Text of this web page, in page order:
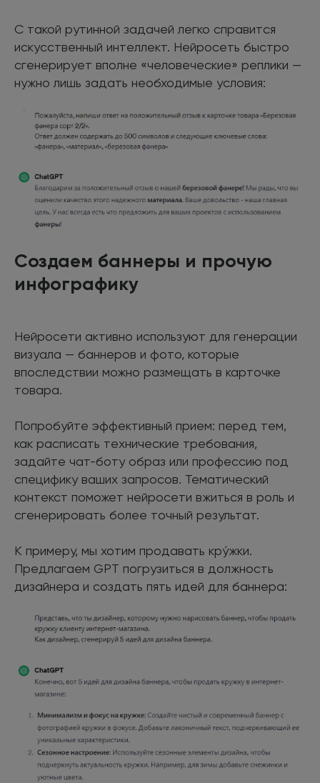
С такой рутинной задачей легко справится
искусственный интеллект. Нейросеть быстро
сгенерирует вполне «человеческие» реплики —
нужно лишь задать необходимые условия:
Создаем баннеры и прочую
инфографику
Нейросети активно используют для генерации
визуала — баннеров и фото, которые
впоследствии можно размещать в карточке
товара.
Попробуйте эффективный прием: перед тем,
как расписать технические требования,
задайте чат-боту образ или профессию под
специфику ваших запросов. Тематический
контекст поможет нейросети вжиться в роль и
сгенерировать более точный результат.
К примеру, мы хотим продавать кру́жки.
Предлагаем GPT погрузиться в должность
дизайнера и создать пять идей для баннера: